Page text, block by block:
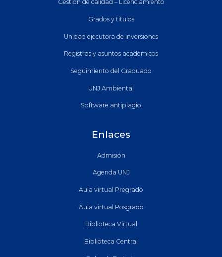
Gestión de calidad – Licenciamiento
Grados y titulos
Unidad ejecutora de inversiones
Registros y asuntos académicos
Seguimiento del Graduado
UNJ Ambiental
Software antiplagio
Enlaces
Admisión
Agenda UNJ
Aula virtual Pregrado
Aula virtual Posgrado
Biblioteca Virtual
Biblioteca Central